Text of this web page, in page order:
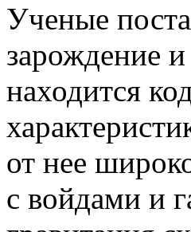
Ученые
зарождение
находится
от нее
с войдами и